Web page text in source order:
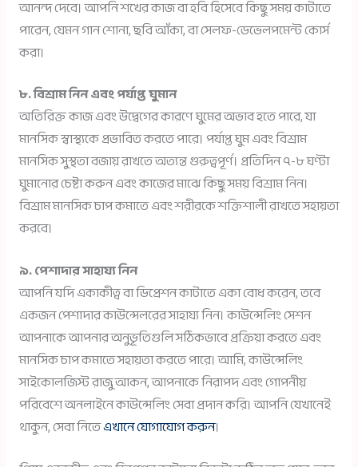
আনন্দ দেবে। আপনি শখের কাজ বা হবি হিসেবে কিছু সময় কাটাতে
পারেন, যেমন গান শোনা, ছবি আঁকা, বা সেলফ-ডেভেলপমেন্ট কোর্স
করা।
৮. বিশ্রাম নিন এবং পর্যাপ্ত ঘুমান
অতিরিক্ত কাজ এবং উদ্বেগের কারণে ঘুমের অভাব হতে পারে, যা
মানসিক স্বাস্থ্যকে প্রভাবিত করতে পারে। পর্যাপ্ত ঘুম এবং বিশ্রাম
মানসিক সুস্থতা বজায় রাখতে অত্যন্ত গুরুত্বপূর্ণ। প্রতিদিন ৭-৮ ঘণ্টা
ঘুমানোর চেষ্টা করুন এবং কাজের মাঝে কিছু সময় বিশ্রাম নিন।
বিশ্রাম মানসিক চাপ কমাতে এবং শরীরকে শক্তিশালী রাখতে সহায়তা
করবে।
৯. পেশাদার সাহায্য নিন
আপনি যদি একাকীত্ব বা ডিপ্রেশন কাটাতে একা বোধ করেন, তবে
একজন পেশাদার কাউন্সেলরের সাহায্য নিন। কাউন্সেলিং সেশন
আপনাকে আপনার অনুভূতিগুলি সঠিকভাবে প্রক্রিয়া করতে এবং
মানসিক চাপ কমাতে সহায়তা করতে পারে। আমি, কাউন্সেলিং
সাইকোলজিস্ট রাজু আকন, আপনাকে নিরাপদ এবং গোপনীয়
পরিবেশে অনলাইনে কাউন্সেলিং সেবা প্রদান করি। আপনি যেখানেই
থাকুন, সেবা নিতেএখানে যোগাযোগ করুন।